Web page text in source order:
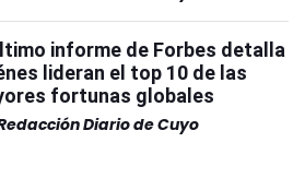
informe de Forbes detalla
lideran el top 10 de las
fortunas globales
Diario de Cuyo